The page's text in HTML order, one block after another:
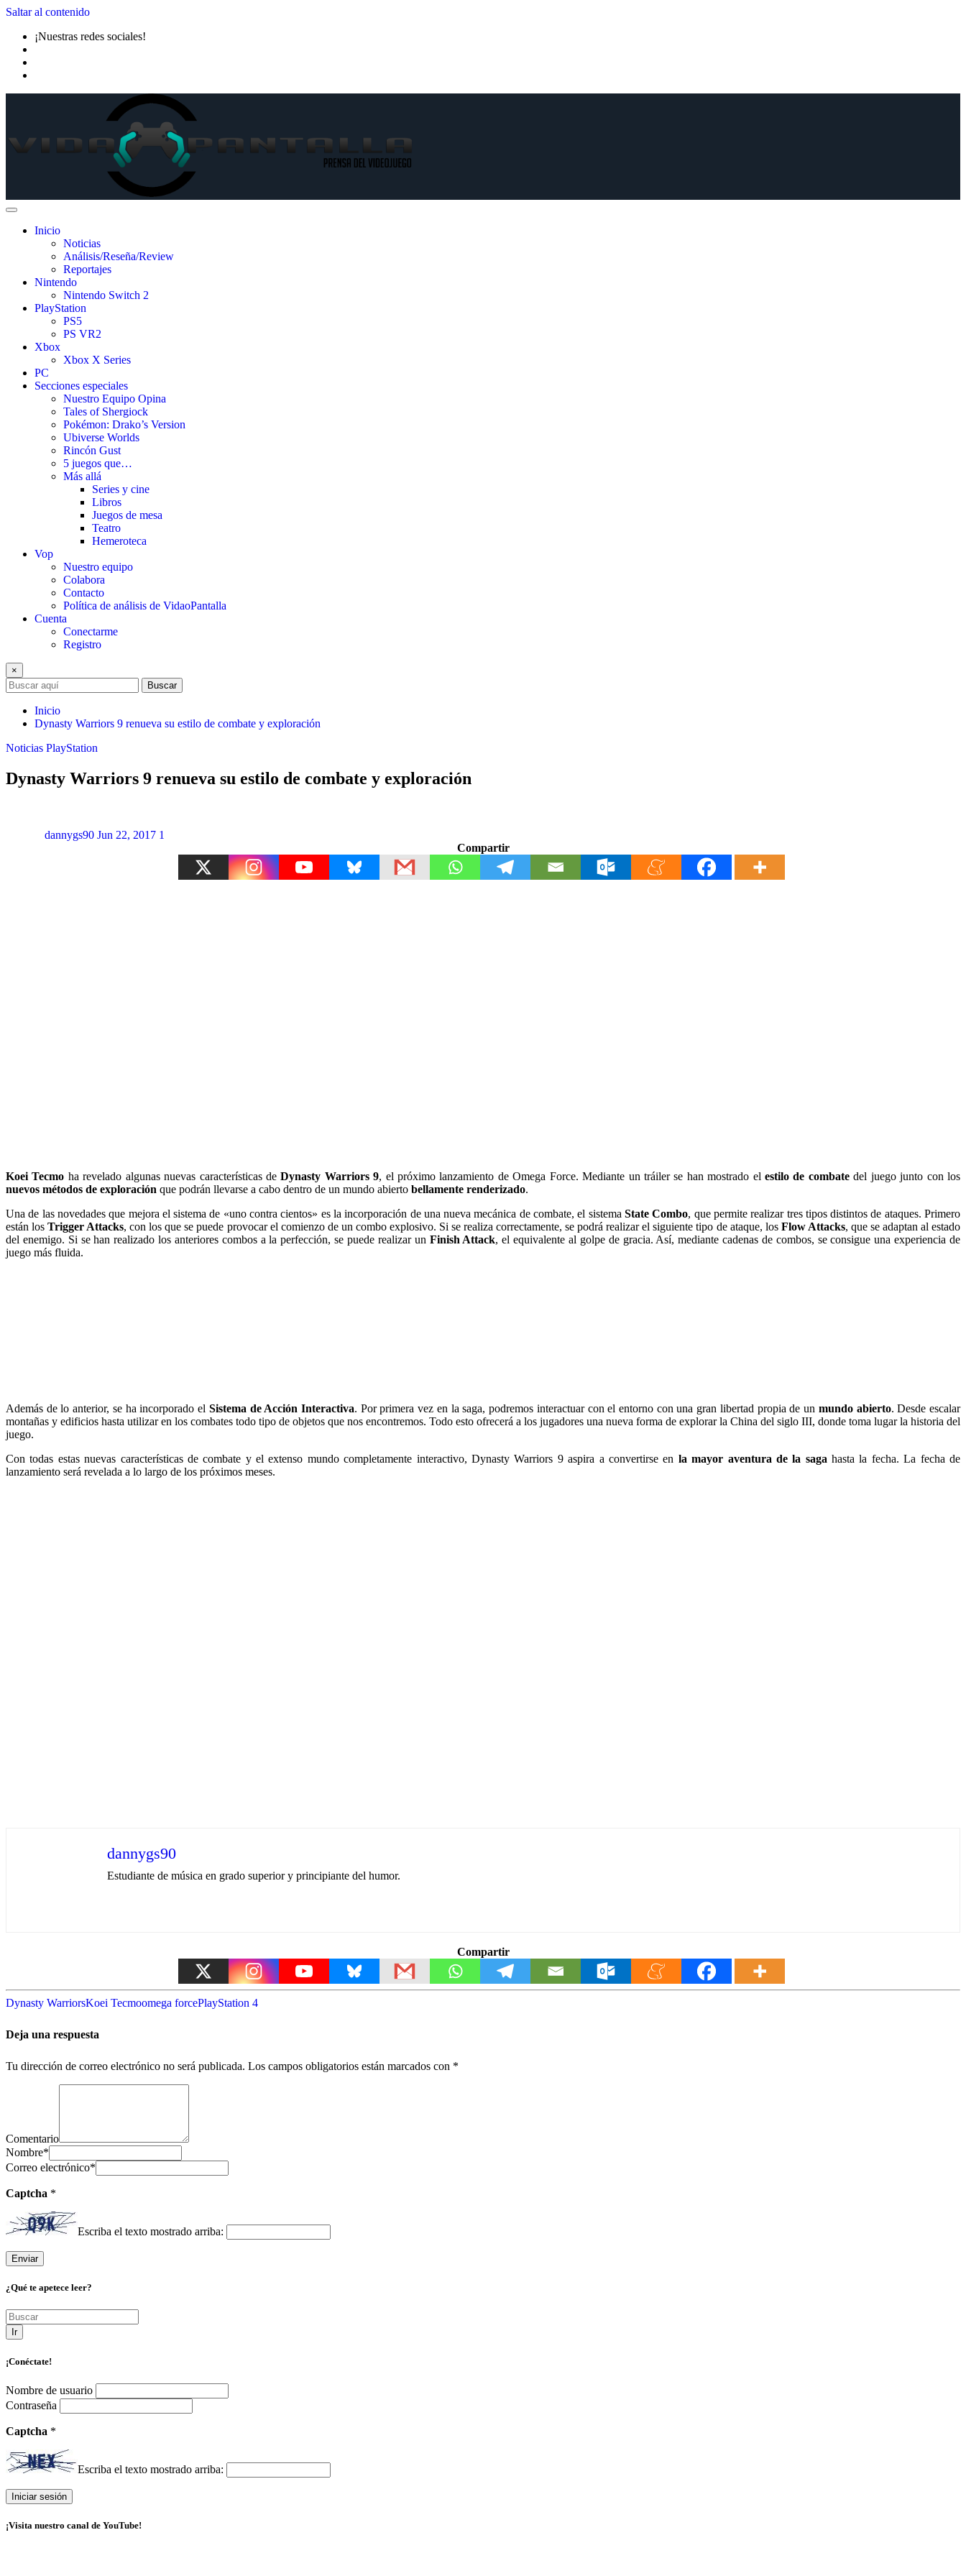
Saltar al contenido
¡Nuestras redes sociales!
Inicio
Noticias
Análisis/Reseña/Review
Reportajes
Nintendo
Nintendo Switch 2
PlayStation
PS5
PS VR2
Xbox
Xbox X Series
PC
Secciones especiales
Nuestro Equipo Opina
Tales of Shergiock
Pokémon: Drako’s Version
Ubiverse Worlds
Rincón Gust
5 juegos que…
Más allá
Series y cine
Libros
Juegos de mesa
Teatro
Hemeroteca
Vop
Nuestro equipo
Colabora
Contacto
Política de análisis de VidaoPantalla
Cuenta
Conectarme
Registro
×
Buscar
Inicio
Dynasty Warriors 9 renueva su estilo de combate y exploración
Noticias PlayStation
Dynasty Warriors 9 renueva su estilo de combate y exploración
dannygs90 Jun 22, 2017 1
Compartir
Koei Tecmo ha revelado algunas nuevas características deDynasty Warriors 9, el próximo lanzamiento de Omega Force. Mediante un tráiler se han mostrado elestilo de combatedel juego junto con los
nuevos métodos de exploración que podrán llevarse a cabo dentro de un mundo abierto bellamente renderizado.
Una de las novedades que mejora el sistema de «uno contra cientos» es la incorporación de una nueva mecánica de combate, el sistema State Combo, que permite realizar tres tipos distintos de ataques. Primero
están losTrigger Attacks, con los que se puede provocar el comienzo de un combo explosivo. Si se realiza correctamente, se podrá realizar el siguiente tipo de ataque, los Flow Attacks, que se adaptan al estado
del enemigo. Si se han realizado los anteriores combos a la perfección, se puede realizar un Finish Attack, el equivalente al golpe de gracia. Así, mediante cadenas de combos, se consigue una experiencia de
juego más fluida.
Además de lo anterior, se ha incorporado el Sistema de Acción Interactiva. Por primera vez en la saga, podremos interactuar con el entorno con una gran libertad propia de un mundo abierto. Desde escalar
montañas y edificios hasta utilizar en los combates todo tipo de objetos que nos encontremos. Todo esto ofrecerá a los jugadores una nueva forma de explorar la China del siglo III, donde toma lugar la historia del
juego.
Con todas estas nuevas características de combate y el extenso mundo completamente interactivo, Dynasty Warriors 9 aspira a convertirse en la mayor aventura de la saga hasta la fecha. La fecha de
lanzamiento será revelada a lo largo de los próximos meses.
dannygs90
Estudiante de música en grado superior y principiante del humor.
Compartir
Dynasty WarriorsKoei Tecmoomega forcePlayStation 4
Deja una respuesta
Tu dirección de correo electrónico no será publicada. Los campos obligatorios están marcados con *
Comentario
Nombre*
Correo electrónico*
Captcha *
Escriba el texto mostrado arriba:
¿Qué te apetece leer?
Ir
¡Conéctate!
Nombre de usuario
Contraseña
Captcha *
Escriba el texto mostrado arriba:
¡Visita nuestro canal de YouTube!